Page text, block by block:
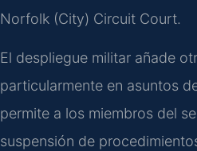
Norfolk (City) Circuit Court.
El despliegue militar añade
particularmente en asuntos
permite a los miembros del
suspensión de